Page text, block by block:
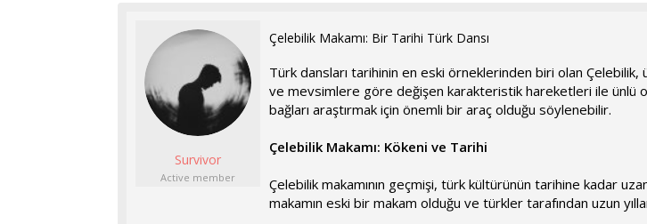
u
b
ş
a
g
ı
t
a
i
h
Survivor
Active member
Çelebilik Makamı: Bir Tarihi Türk Dansı
Türk dansları tarihinin en eski örneklerinden biri olan Çelebilik,
ve mevsimlere göre değişen karakteristik hareketleri ile ünlü
bağları araştırmak için önemli bir araç olduğu söylenebilir.
Çelebilik Makamı: Kökeni ve Tarihi
Çelebilik makamının geçmişi, türk kültürünün tarihine kadar
makamın eski bir makam olduğu ve türkler tarafından uzun